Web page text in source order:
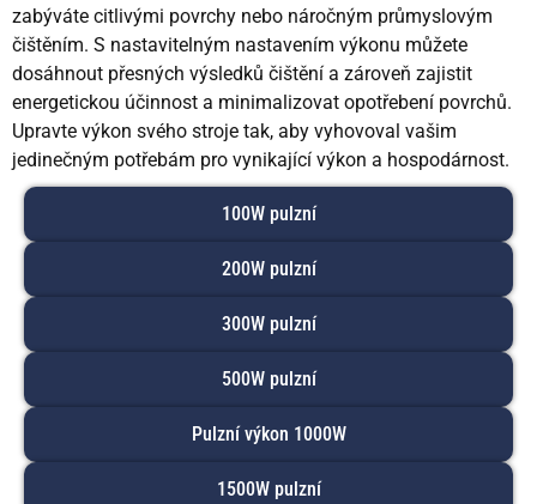
zabýváte citlivými povrchy nebo náročným průmyslovým
čištěním. S nastavitelným nastavením výkonu můžete
dosáhnout přesných výsledků čištění a zároveň zajistit
energetickou účinnost a minimalizovat opotřebení povrchů.
Upravte výkon svého stroje tak, aby vyhovoval vašim
jedinečným potřebám pro vynikající výkon a hospodárnost.
100W pulzní
200W pulzní
300W pulzní
500W pulzní
Pulzní výkon 1000W
1500W pulzní